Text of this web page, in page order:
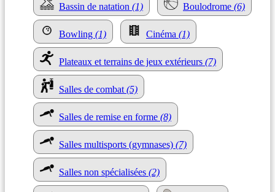
Bassin de natation (1) Boulodrome (6)
Bowling (1) Cinéma (1)
Plateaux et terrains de jeux extérieurs (7)
Salles de combat (5)
Salles de remise en forme (8)
Salles multisports (gymnases) (7)
Salles non spécialisées (2)